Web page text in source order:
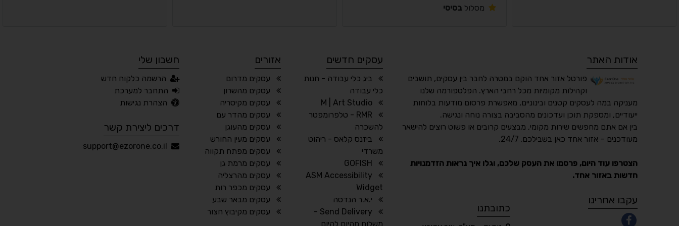
מסלול בסיסי
אודות האתר
פורטל אזור אחד הוקם במטרה לחבר בין עסקים, תושבים
וקהילות מקומיות מכל רחבי הארץ. הפלטפורמה שלנו
מעניקה במה לעסקים קטנים ובינוניים, מאפשרת פרסום מודעות בלוחות
ייעודיים, ומספקת תוכן ועדכונים מהסביבה בצורה נוחה ונגישה.
בין אם אתם מחפשים שירות מקומי, מבצעים קרובים או פשוט רוצים להישאר
מעודכנים – אזור אחד כאן בשבילכם, 24/7.
הצטרפו עוד היום, פרסמו את העסק שלכם, וגלו איך נראות הזדמנויות
חדשות באזור אחד.
עקבו אחרינו
כתובתנו
עסקים חדשים
ביג כלי עבודה - חנות
כלי עבודה
M | Art Studio
RMR - טלפרומפטר
להשכרה
ביזנס קלאס - ריהוט
משרדי
ASM Accessibility
Widget
י.א.ר הנדסה
Send Delivery -
משלוח מהיום להיום
אזורים
עסקים מדרום
עסקים מהשרון
עסקים מקיסריה
עסקים מהדר עם
עסקים מהעוגן
עסקים מעין החורש
עסקים מפתח תקווה
עסקים מרמת גן
עסקים מהרצליה
עסקים מכפר רות
עסקים מבאר שבע
עסקים מקיבוץ חצור
חשבון שלי
הרשמה כלקוח חדש
התחבר למערכת
הצהרת נגישות
דרכים ליצירת קשר
support@ezorone.co.il
📖 דיסלקציה
🖱 מוטורי
English